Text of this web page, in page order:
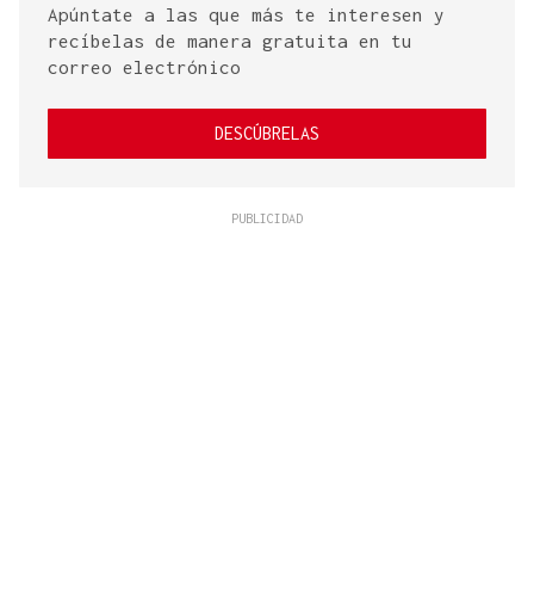
Apúntate a las que más te interesen y
recíbelas de manera gratuita en tu
correo electrónico
DESCÚBRELAS